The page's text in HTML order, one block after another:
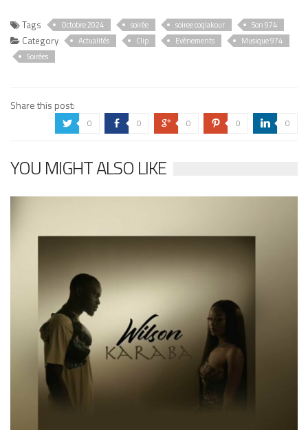
Tags Octobre 2024 soirée soiree coqlakour Son 974
Category Actualités Clip Evènements
Musique 974
Soirées
Share this post:
a 0 b 0 c 0 d 0 j 0
YOU MIGHT ALSO LIKE